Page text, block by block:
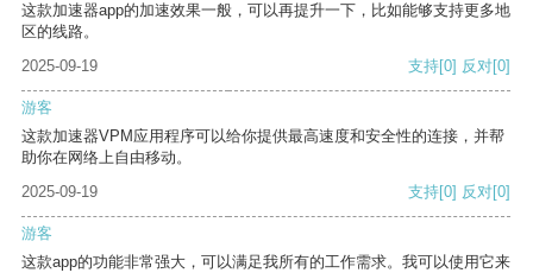
这款加速器app的加速效果一般，可以再提升一下，比如能够支持更多地
区的线路。
2025-09-19
支持[0] 反对[0]
游客
这款加速器VPM应用程序可以给你提供最高速度和安全性的连接，并帮
助你在网络上自由移动。
2025-09-19
支持[0] 反对[0]
游客
这款app的功能非常强大，可以满足我所有的工作需求。我可以使用它来